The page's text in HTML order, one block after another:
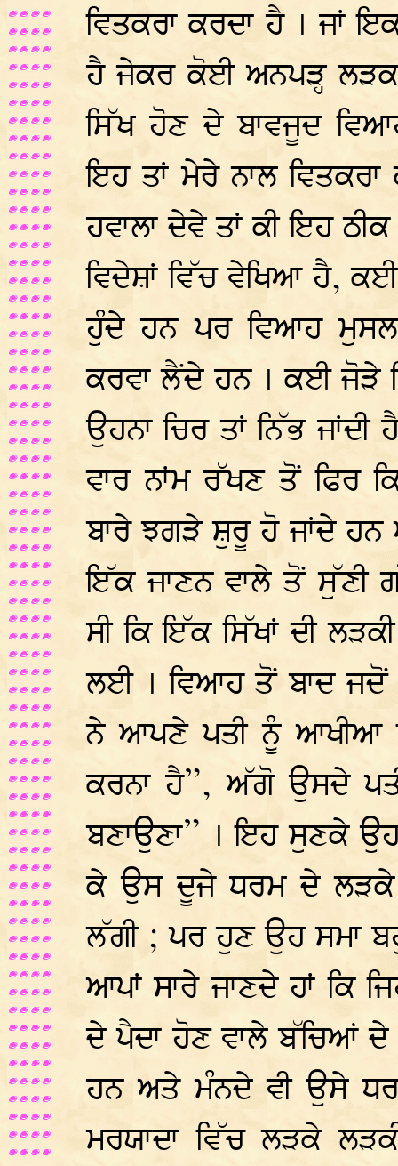
ਵਿਤਕਰਾ ਕਰਦਾ ਹੈ । ਜਾਂ
ਹੈ ਜੇਕਰ ਕੋਈ ਅਨਪੜ੍ਹ
ਸਿੱਖ ਹੋਣ ਦੇ ਬਾਵਜੂਦ
ਇਹ ਤਾਂ ਮੇਰੇ ਨਾਲ
ਹਵਾਲਾ ਦੇਵੇ ਤਾਂ ਕੀ ਇਹ
ਵਿਦੇਸ਼ਾਂ ਵਿੱਚ ਵੇਖਿਆ ਹੈ,
ਹੁੰਦੇ ਹਨ ਪਰ ਵਿਆਹ
ਕਰਵਾ ਲੈਂਦੇ ਹਨ । ਕਈ ਜੋੜੇ
ਉਹਨਾ ਚਿਰ ਤਾਂ ਨਿੱਭ
ਵਾਰ ਨਾਂਮ ਰੱਖਣ ਤੋਂ ਫਿਰ
ਬਾਰੇ ਝਗੜੇ ਸ਼ੁਰੂ ਹੋ ਜਾਂਦੇ ਹਨ
ਇੱਕ ਜਾਣਨ ਵਾਲੇ ਤੋਂ ਸੁੱਣੀ
ਸੀ ਕਿ ਇੱਕ ਸਿੱਖਾਂ ਦੀ
ਲਈ । ਵਿਆਹ ਤੋਂ ਬਾਦ ਜਦੋਂ
ਨੇ ਆਪਣੇ ਪਤੀ ਨੂੰ ਆਖੀਆ
ਕਰਨਾ ਹੈ”, ਅੱਗੋ ਉਸਦੇ
ਬਣਾਉਣਾ” । ਇਹ ਸੁਣਕੇ
ਕੇ ਉਸ ਦੂਜੇ ਧਰਮ ਦੇ ਲੜਕੇ
ਲੱਗੀ ; ਪਰ ਹੁਣ ਉਹ ਸਮਾ
ਆਪਾਂ ਸਾਰੇ ਜਾਣਦੇ ਹਾਂ ਕਿ
ਦੇ ਪੈਦਾ ਹੋਣ ਵਾਲੇ ਬੱਚਿਆਂ ਦੇ
ਹਨ ਅਤੇ ਮੰਨਦੇ ਵੀ ਉਸੇ
ਮਰਯਾਦਾ ਵਿੱਚ ਲੜਕੇ